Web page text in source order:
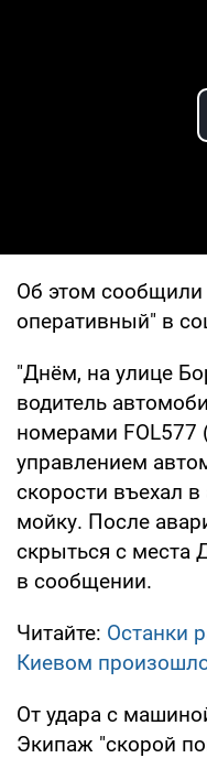
Об этом сообщили
оперативный" в
"Днём, на улице
водитель
номерами FOL577
управлением
скорости въехал
мойку. После
скрыться с места
в сообщении.
Читайте: Останки
Киевом
От удара с
Экипаж "скорой